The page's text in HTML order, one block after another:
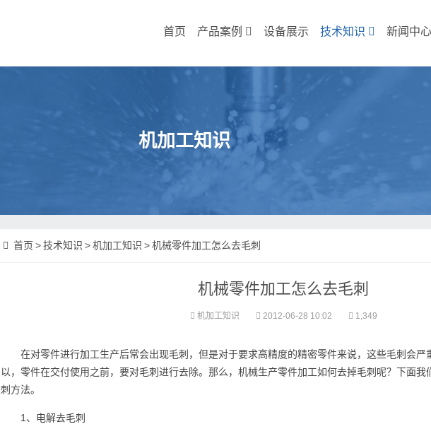
首页 产品案例 设备展示 技术知识 新闻中心
机加工知识
首页 >技术知识 >机加工知识 >机械零件加工怎么去毛刺
机械零件加工怎么去毛刺
机加工知识 2012-06-28 10:02 1,349
在对零件进行加工生产后常会出现毛刺，但是对于要求高精度的精密零件来说，这些毛刺会严
以，零件在交付使用之前，要对毛刺进行去除。那么，机械生产零件加工如何去掉毛刺呢？下面我
刺方法。
1、电解去毛刺